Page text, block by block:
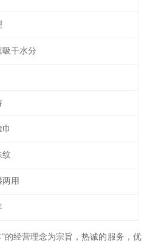
吸干水分
纹
两用
的经营理念为宗旨，热诚的服务，优